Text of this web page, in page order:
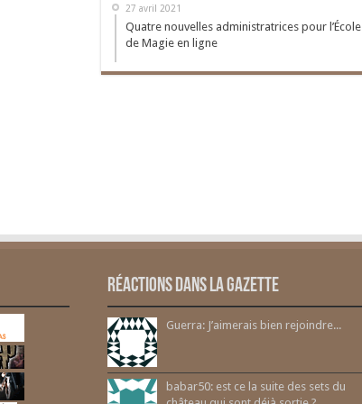
27 avril 2021
Quatre nouvelles administratrices pour l’École
de Magie en ligne
Réactions dans la gazette
Guerra: J’aimerais bien rejoindre...
babar50: est ce la suite des sets du